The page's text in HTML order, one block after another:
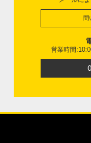
問
営業時間